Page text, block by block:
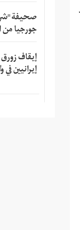
صحيفة
جورجيا من
إيقاف
إيرانيين